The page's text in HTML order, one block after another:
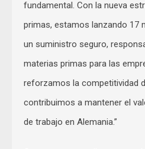
fundamental. Con la nueva
primas, estamos lanzando 17
un suministro seguro,
materias primas para las
reforzamos la competitividad
contribuimos a mantener el
de trabajo en Alemania.”